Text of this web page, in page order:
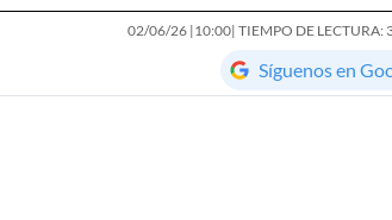
02/06/26 |10:00| TIEMPO DE LECTURA:
Síguenos en